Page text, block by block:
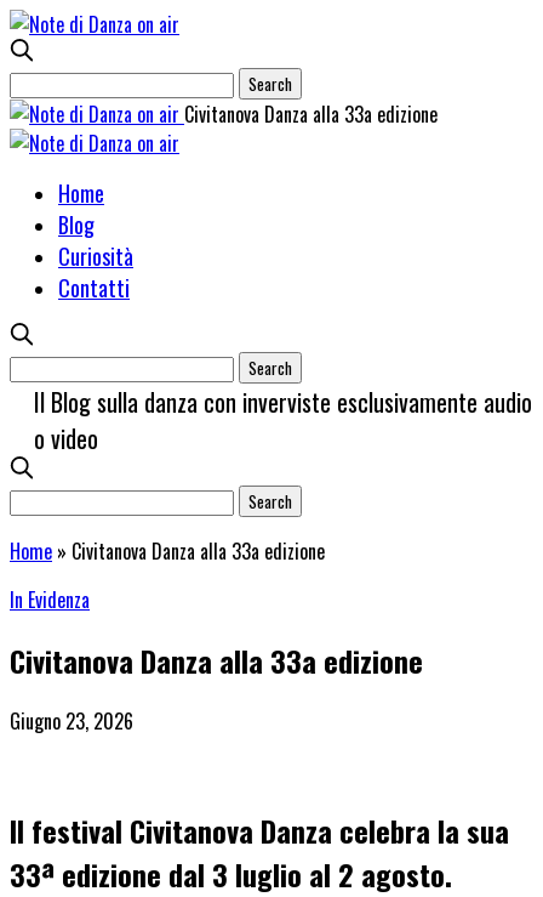
Civitanova Danza alla 33a edizione
Home
Blog
Curiosità
Contatti
Il Blog sulla danza con inverviste esclusivamente audio
o video
Home » Civitanova Danza alla 33a edizione
In Evidenza
Civitanova Danza alla 33a edizione
Giugno 23, 2026
Il festival Civitanova Danza celebra la sua
33ª edizione dal 3 luglio al 2 agosto.